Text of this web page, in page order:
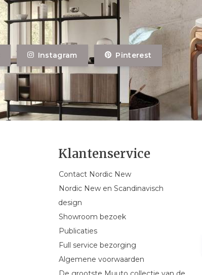
Instagram Pinterest
Klantenservice
Contact Nordic New
Nordic New en Scandinavisch
design
Showroom bezoek
Publicaties
Full service bezorging
Algemene voorwaarden